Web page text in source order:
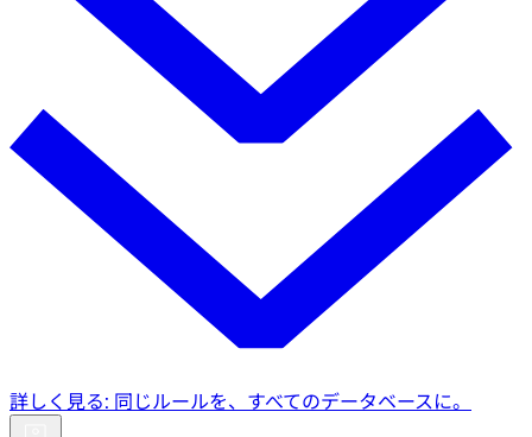
詳しく見る: 同じルールを、すべてのデータベースに。